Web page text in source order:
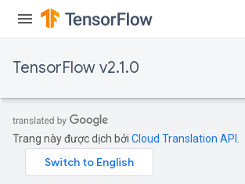
TensorFlow v2.1.0
Trang này được dịch bởi Cloud Translation API